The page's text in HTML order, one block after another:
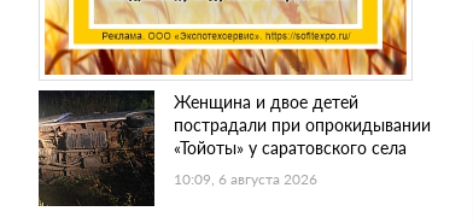
Женщина и двое детей
пострадали при опрокидывании
«Тойоты» у саратовского села
10:09, 6 августа 2026